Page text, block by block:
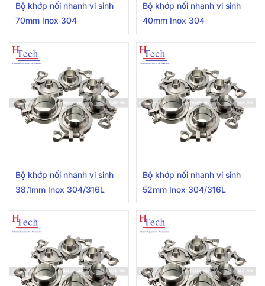
Bộ khớp nối nhanh vi sinh
70mm Inox 304
Bộ khớp nối nhanh vi sinh
40mm Inox 304
Bộ khớp nối nhanh vi sinh
38.1mm Inox 304/316L
Bộ khớp nối nhanh vi sinh
52mm Inox 304/316L